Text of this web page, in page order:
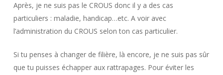
Après, je ne suis pas le CROUS donc il y a des cas
particuliers : maladie, handicap…etc. A voir avec
l’administration du CROUS selon ton cas particulier.
Si tu penses à changer de filière, là encore, je ne suis pas sûr
que tu puisses échapper aux rattrapages. Pour éviter les